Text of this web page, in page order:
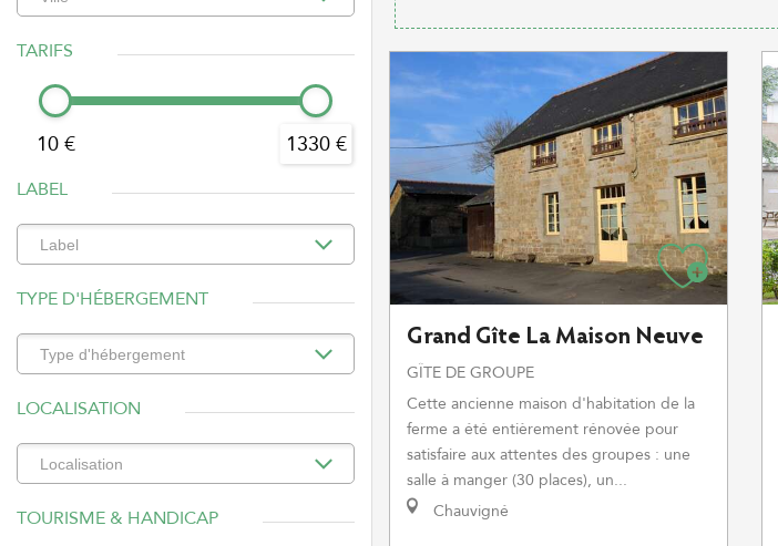
TARIFS
10 € 1330 €
LABEL
TYPE D'HÉBERGEMENT
LOCALISATION
TOURISME & HANDICAP
Grand Gîte La Maison Neuve
GÎTE DE GROUPE
Cette ancienne maison d'habitation de la
ferme a été entièrement rénovée pour
satisfaire aux attentes des groupes : une
salle à manger (30 places), un...
Chauvigné